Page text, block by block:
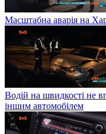
Масштабна аварія на
Водій на швидкості не
іншим автомобілем